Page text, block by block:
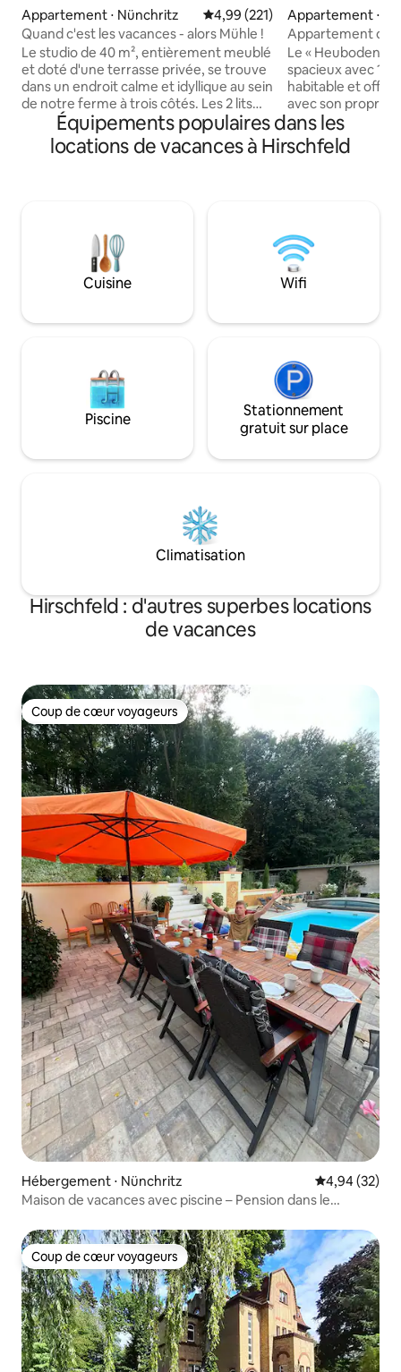
Appartement ⋅ Nünchritz Évaluation moyenne sur la
4,99 (221)
Quand c'est les vacances - alors Mühle !
Le studio de 40 m², entièrement meublé
et doté d'une terrasse privée, se trouve
dans un endroit calme et idyllique au sein
de notre ferme à trois côtés. Les 2 lits
mesurent 1 m de large et 2 m de long,
1 canapé-lit de 2 × 2 m, très confortable
comme 3e lit. En 15 minutes de marche à
4 personnes, dégustation de vins dans la
cave à vin privée, parking et Vélos et
vélos électriques gratuits.
Appartement ⋅
Appartement de
« Heuboden »
Großthiemig
Le « Heuboden »
spacieux avec
habitable et offre
avec son propre
Après le sauna,
détendre en
la musique. Les
vinyles sont
détails invitent à
directement au
village, vous
Équipements populaires dans les
locations de vacances à Hirschfeld
Cuisine Wifi
Piscine
Stationnement
gratuit sur place
Climatisation
Hirschfeld : d'autres superbes locations
de vacances
Coup de cœur voyageurs
Coup de cœur voyageurs
Hébergement ⋅ Nünchritz Évaluation
4,94 (32)
Maison de vacances avec piscine – Pension dans le
Coup de cœur voyageurs
Coup de cœur voyageurs